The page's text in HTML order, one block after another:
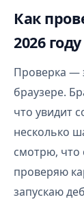
Как
2026 году
Проверка —
браузере.
что увидит
несколько
смотрю, что
проверяю
запускаю